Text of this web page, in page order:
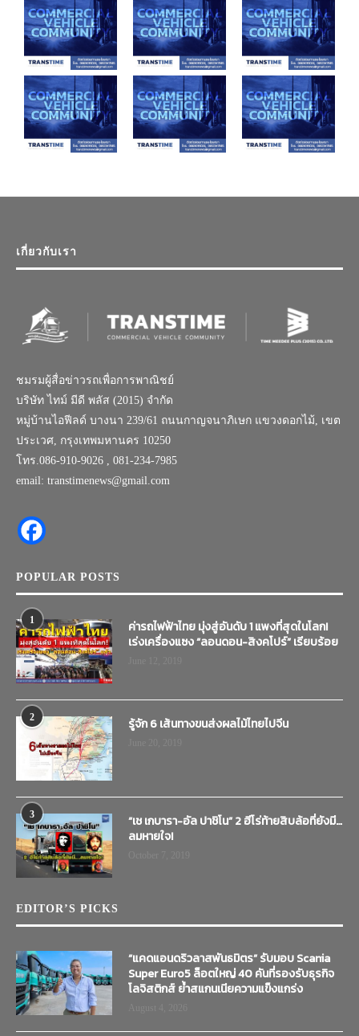
เกี่ยวกับเรา
ชมรมผู้สื่อข่าวรถเพื่อการพาณิชย์
บริษัท ไทม์ มีดี พลัส (2015) จำกัด
หมู่บ้านไอฟีลด์ บางนา 239/61 ถนนกาญจนาภิเษก แขวงดอกไม้, เขต
ประเวศ, กรุงเทพมหานคร 10250
โทร.086-910-9026 , 081-234-7985
email: transtimenews@gmail.com
POPULAR POSTS
1
ค่ารถไฟฟ้าไทย มุ่งสู่อันดับ 1 แพงที่สุดในโลก!
เร่งเครื่องแซง “ลอนดอน-สิงคโปร์” เรียบร้อย
2 รู้จัก 6 เส้นทางขนส่งผลไม้ไทยไปจีน
3
“เช เกบารา-อัล ปาชิโน” 2 ฮีโร่ท้ายสิบล้อที่ยังมี…
ลมหายใจ!
EDITOR’S PICKS
“แคดแอนดริวลาสพันธมิตร” รับมอบ Scania
Super Euro5 ล็อตใหญ่ 40 คันที่รองรับธุรกิจ
โลจิสติกส์ ย้ำสแกนเนียความแข็งแกร่ง